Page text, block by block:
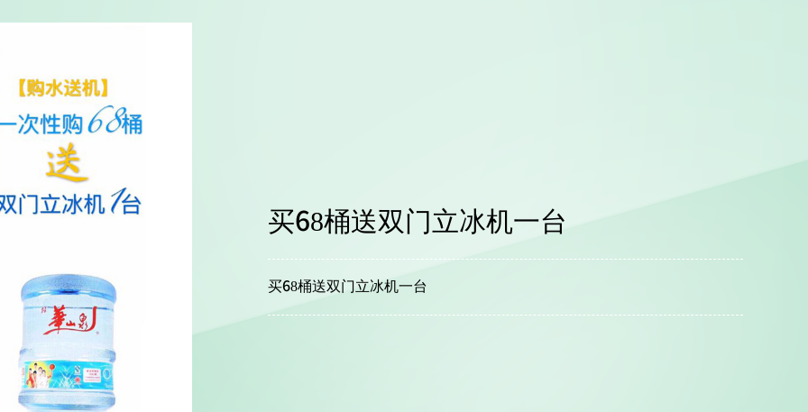
买68桶送双门立冰机一台
买68桶送双门立冰机一台